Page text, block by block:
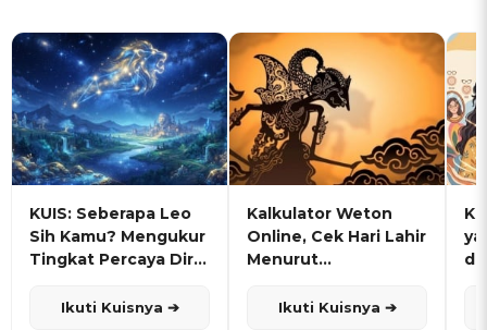
KUIS: Seberapa Leo
Sih Kamu? Mengukur
Tingkat Percaya Diri
Ikuti Kuisnya ➔
Kalkulator Weton
Online, Cek Hari Lahir
Menurut
Ikuti Kuisnya ➔